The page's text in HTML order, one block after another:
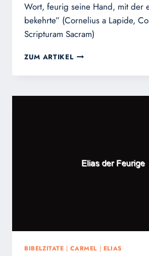
Wort, feurig seine Hand, mit der
bekehrte” (Cornelius a Lapide,
Scripturam Sacram)
ZUM ARTIKEL 20.
FEST
HEILIGEN
BIBELZITATE |CARMEL| ELIAS